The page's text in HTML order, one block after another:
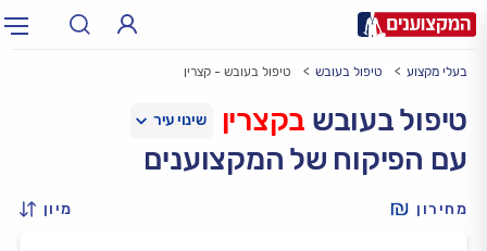
עירעיר: תל אביב, חיפה…
בעלי מקצוע טיפול בעובש טיפול בעובש - קצרין
טיפול בעובש בקצרין
עם הפיקוח של המקצוענים
מחירון מיון